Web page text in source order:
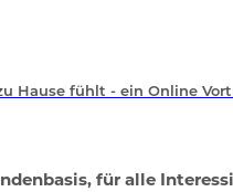
Hause fühlt - ein Online
für alle